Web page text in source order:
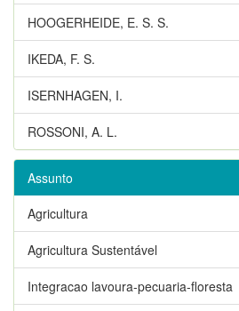
HOOGERHEIDE, E. S. S.
IKEDA, F. S.
ISERNHAGEN, I.
ROSSONI, A. L.
Assunto
Agricultura
Agricultura Sustentável
Integracao lavoura-pecuaria-floresta